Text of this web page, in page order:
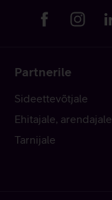
Partnerile
Sideettevõtjale
Ehitajale, arendajale
Tarnijale